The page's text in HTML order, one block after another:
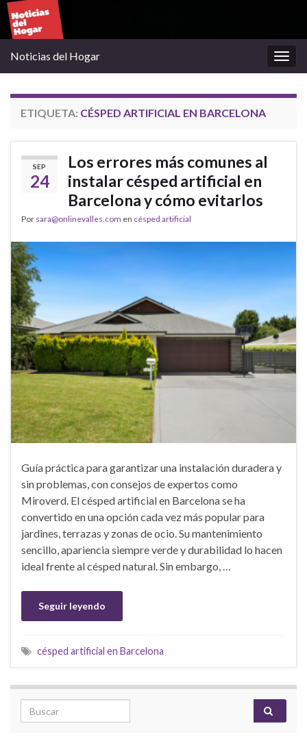
la
Noticias del Hogar
ETIQUETA: CÉSPED ARTIFICIAL EN BARCELONA
SEP
24
Los errores más comunes al
instalar césped artificial en
Barcelona y cómo evitarlos
Por sara@onlinevalles.com en césped artificial
Guía práctica para garantizar una instalación duradera y
sin problemas, con consejos de expertos como
Miroverd. El césped artificial en Barcelona se ha
convertido en una opción cada vez más popular para
jardines, terrazas y zonas de ocio. Su mantenimiento
sencillo, apariencia siempre verde y durabilidad lo hacen
ideal frente al césped natural. Sin embargo, …
Seguir leyendo
césped artificial en Barcelona
Search for: